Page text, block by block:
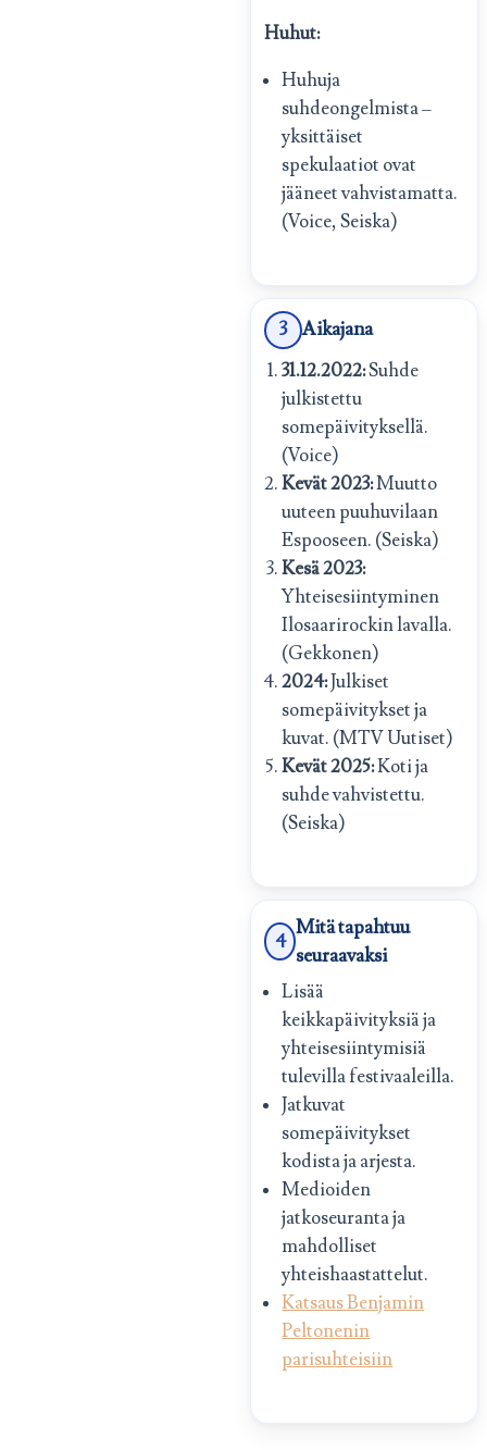
Huhut:
Huhuja
suhdeongelmista –
yksittäiset
spekulaatiot ovat
jääneet vahvistamatta.
(Voice, Seiska)
3 Aikajana
31.12.2022:Suhde
julkistettu
somepäivityksellä.
(Voice)
Kevät 2023:Muutto
uuteen puuhuvilaan
Espooseen. (Seiska)
Kesä 2023:
Yhteisesiintyminen
Ilosaarirockin lavalla.
(Gekkonen)
2024:Julkiset
somepäivitykset ja
kuvat. (MTV Uutiset)
Kevät 2025:Koti ja
suhde vahvistettu.
(Seiska)
4
Mitä tapahtuu
seuraavaksi
Lisää
keikkapäivityksiä ja
yhteisesiintymisiä
tulevilla festivaaleilla.
Jatkuvat
somepäivitykset
kodista ja arjesta.
Medioiden
jatkoseuranta ja
mahdolliset
yhteishaastattelut.
Katsaus Benjamin
Peltonenin
parisuhteisiin